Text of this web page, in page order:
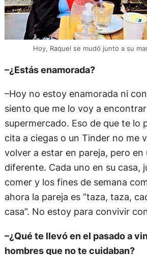
Hoy, Raquel se mudó junto a su
–¿Estás enamorada?
–Hoy no estoy enamorada ni
siento que me lo voy a
supermercado. Eso de que te lo
cita a ciegas o un Tinder no me
volver a estar en pareja, pero en
diferente. Cada uno en su casa,
comer y los fines de semana
ahora la pareja es “taza, taza,
casa”. No estoy para convivir
–¿Qué te llevó en el pasado a
hombres que no te cuidaban?